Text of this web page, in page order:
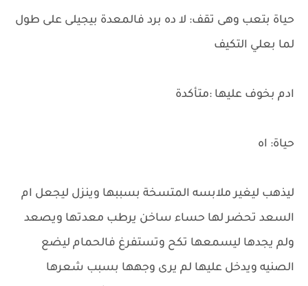
حياة بتعب وهى تقف: لا ده برد فالمعدة بيجيلى على طول
لما بعلي التكيف
ادم بخوف عليها :متأكدة
حياة: اه
ليذهب ليغير ملابسه المتسخة بسببها وينزل ليجعل ام
السعد تحضر لها حساء ساخن يرطب معدتها ويصعد
ولم يجدها ليسمعها تكح وتستفرغ فالحمام ليضع
الصنيه ويدخل عليها لم يرى وجهها بسبب شعرها